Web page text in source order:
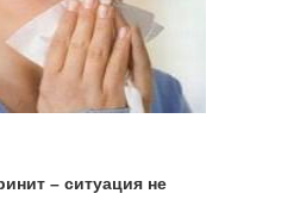
– ситуация не